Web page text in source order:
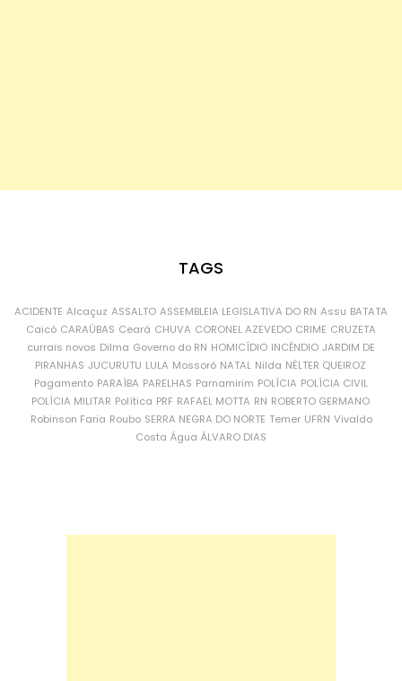
TAGS
ACIDENTE Alcaçuz ASSALTO ASSEMBLEIA LEGISLATIVA DO RN Assu BATATA
Caicó CARAÚBAS Ceará CHUVA CORONEL AZEVEDO CRIME CRUZETA
currais novos Dilma Governo do RN HOMICÍDIO INCÊNDIO JARDIM DE
PIRANHAS JUCURUTU LULA Mossoró NATAL Nilda NÉLTER QUEIROZ
Pagamento PARAÍBA PARELHAS Parnamirim POLÍCIA POLÍCIA CIVIL
POLÍCIA MILITAR Política PRF RAFAEL MOTTA RN ROBERTO GERMANO
Robinson Faria Roubo SERRA NEGRA DO NORTE Temer UFRN Vivaldo
Costa Água ÁLVARO DIAS